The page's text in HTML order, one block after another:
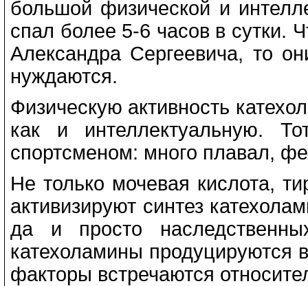
большой физической и
спал более 5-6 часов в сутки.
Александра Сергеевича, то
нуждаются.
Физическую активность
как и интеллектуальную.
спортсменом: много плавал,
Не только мочевая кислота,
активизируют синтез
да и просто
катехоламины продуцируются
факторы встречаются